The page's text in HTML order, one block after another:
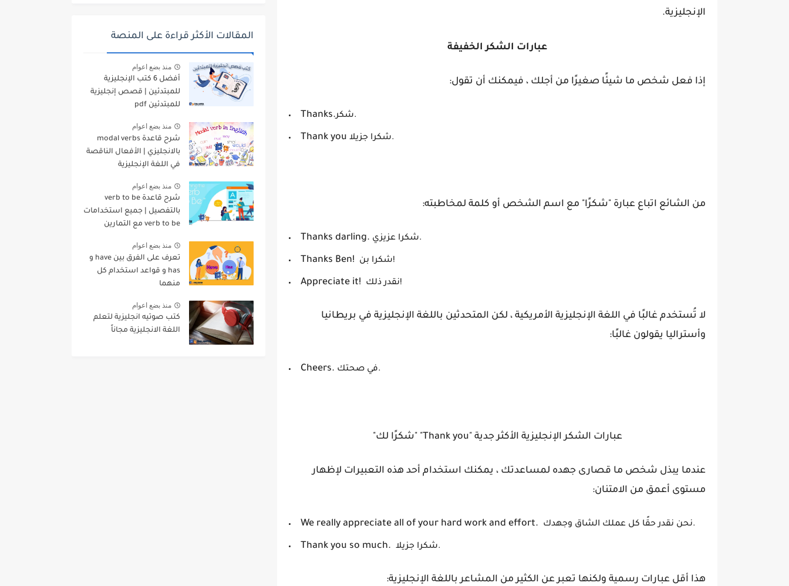
الإنجليزية.
عبارات الشكر الخفيفة
إذا فعل شخص ما شيئًا صغيرًا من أجلك ، فيمكنك أن تقول:
Thanks. شكر.
Thank you شكرا جزيلا.
من الشائع اتباع عبارة "شكرًا" مع اسم الشخص أو كلمة لمخاطبته:
Thanks darling. شكرا عزيزي.
Thanks Ben! شكرا بن!
Appreciate it! نقدر ذلك!
لا تُستخدم غالبًا في اللغة الإنجليزية الأمريكية ، لكن المتحدثين باللغة الإنجليزية في بريطانيا
وأستراليا يقولون غالبًا:
Cheers. في صحتك.
عبارات الشكر الإنجليزية الأكثر جدية "Thank you" "شكرًا لك"
عندما يبذل شخص ما قصارى جهده لمساعدتك ، يمكنك استخدام أحد هذه التعبيرات لإظهار
مستوى أعمق من الامتنان:
We really appreciate all of your hard work and effort. نحن نقدر حقًا كل عملك الشاق وجهدك.
Thank you so much. شكرا جزيلا.
هذا أقل عبارات رسمية ولكنها تعبر عن الكثير من المشاعر باللغة الإنجليزية:
المقالات الأكثر قراءة على المنصة
منذ بضع اعوام
أفضل 6 كتب الإنجليزية
للمبتدئين | قصص إنجليزية
للمبتدئين pdf
منذ بضع اعوام
شرح قاعدة modal verbs
بالانجليزي | الأفعال الناقصة
في اللغة الإنجليزية
منذ بضع اعوام
شرح قاعدة verb to be
بالتفصيل | جميع استخدامات
verb to be مع التمارين
منذ بضع اعوام
تعرف على الفرق بين have و
has و قواعد استخدام كل
منهما
منذ بضع اعوام
كتب صوتيه انجليزية لتعلم
اللغة الانجليزية مجاناً